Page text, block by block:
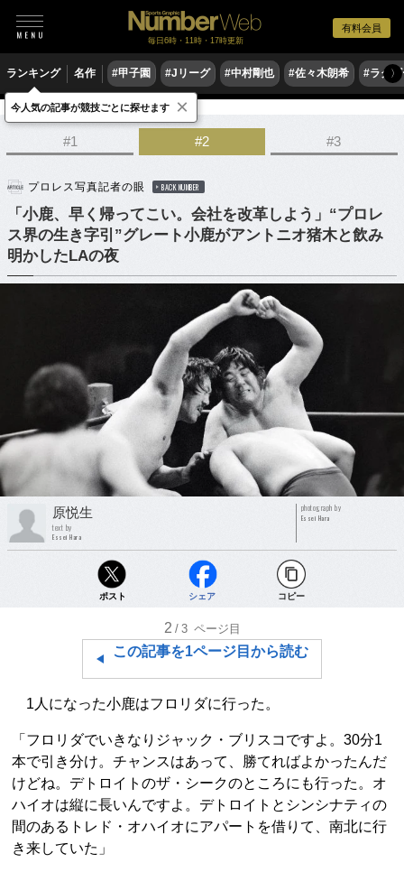
有料会員
毎日6時・11時・17時更新
ランキング 名作 #甲子園 #Jリーグ #中村剛也 #佐々木朗希 #ラグ〉
格闘技 プロレス
#1 #2 #3
プロレス写真記者の眼 BACK NUMBER
「小鹿、早く帰ってこい。会社を改革しよう」“プロレ
ス界の生き字引”グレート小鹿がアントニオ猪木と飲み
明かしたLAの夜
原悦生
text by
Essei Hara
photograph by
Essei Hara
ポスト シェア コピー
2 /3 ページ目
この記事を1ページ目から読む
1人になった小鹿はフロリダに行った。
「フロリダでいきなりジャック・ブリスコですよ。30分1
本で引き分け。チャンスはあって、勝てればよかったんだ
けどね。デトロイトのザ・シークのところにも行った。オ
ハイオは縦に長いんですよ。デトロイトとシンシナティの
間のあるトレド・オハイオにアパートを借りて、南北に行
き来していた」
今人気の記事が競技ごとに探せます ×